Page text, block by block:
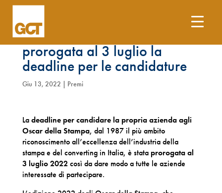
Oscar della Stampa 2022:
prorogata al 3 luglio la
deadline per le candidature
Giu 13, 2022 | Premi
Ladeadline per candidare la propria azienda agli
Oscar della Stampa, dal 1987 il più ambito
riconoscimento all’eccellenza dell’industria della
stampa e del converting in Italia, è stata prorogata al
3 luglio 2022 così da dare modo a tutte le aziende
interessate di partecipare.